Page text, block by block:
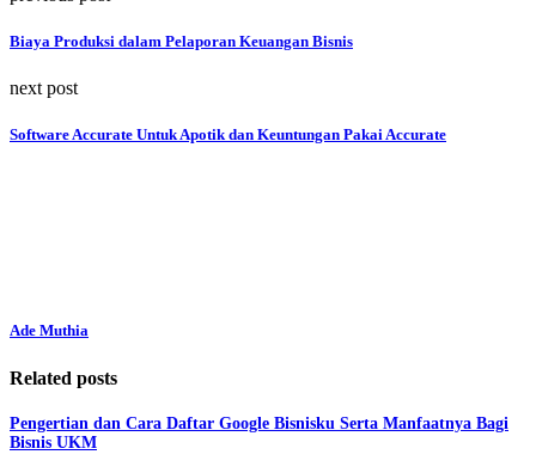
Biaya Produksi dalam Pelaporan Keuangan Bisnis
next post
Software Accurate Untuk Apotik dan Keuntungan Pakai Accurate
Ade Muthia
Related posts
Pengertian dan Cara Daftar Google Bisnisku Serta Manfaatnya Bagi
Bisnis UKM